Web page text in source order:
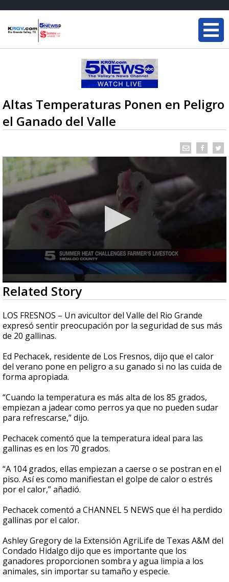
Altas Temperaturas Ponen en Peligro
el Ganado del Valle
0
seconds
of
1
minute,
41
seconds
Related Story
LOS FRESNOS – Un avicultor del Valle del Rio Grande
expresó sentir preocupación por la seguridad de sus más
de 20 gallinas.
Ed Pechacek, residente de Los Fresnos, dijo que el calor
del verano pone en peligro a su ganado si no las cuida de
forma apropiada.
“Cuando la temperatura es más alta de los 85 grados,
empiezan a jadear como perros ya que no pueden sudar
para refrescarse,” dijo.
Pechacek comentó que la temperatura ideal para las
gallinas es en los 70 grados.
“A 104 grados, ellas empiezan a caerse o se postran en el
piso. Así es como manifiestan el golpe de calor o estrés
por el calor,” añadió.
Pechacek comentó a CHANNEL 5 NEWS que él ha perdido
gallinas por el calor.
Ashley Gregory de la Extensión AgriLife de Texas A&M del
Condado Hidalgo dijo que es importante que los
ganadores proporcionen sombra y agua limpia a los
animales, sin importar su tamaño y especie.